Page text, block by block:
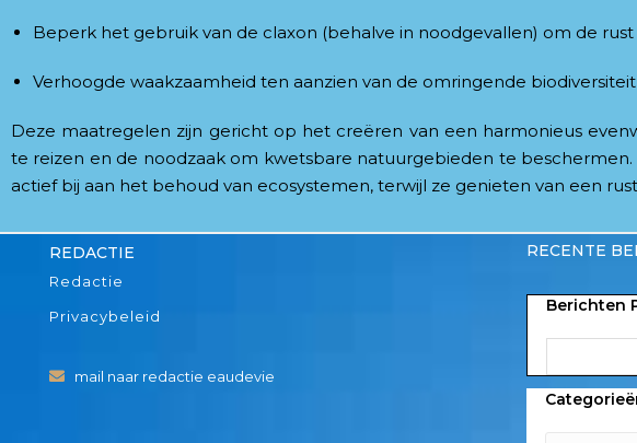
Beperk het gebruik van de claxon (behalve in noodgevallen) om de
Verhoogde waakzaamheid ten aanzien van de omringende biodiversiteit
Deze maatregelen zijn gericht op het creëren van een harmonieus
te reizen en de noodzaak om kwetsbare natuurgebieden te
actief bij aan het behoud van ecosystemen, terwijl ze genieten van een
REDACTIE
Redactie
Privacybeleid
mail naar redactie eaudevie
RECENTE
Berichten